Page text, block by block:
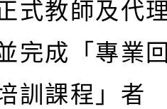
式教師及代
完成「專業
訓課程」者